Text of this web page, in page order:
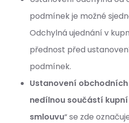
podmínek je možné
Odchylná ujednání v
přednost před
podmínek.
Ustanovení
nedílnou součástí
smlouvu“ se zde